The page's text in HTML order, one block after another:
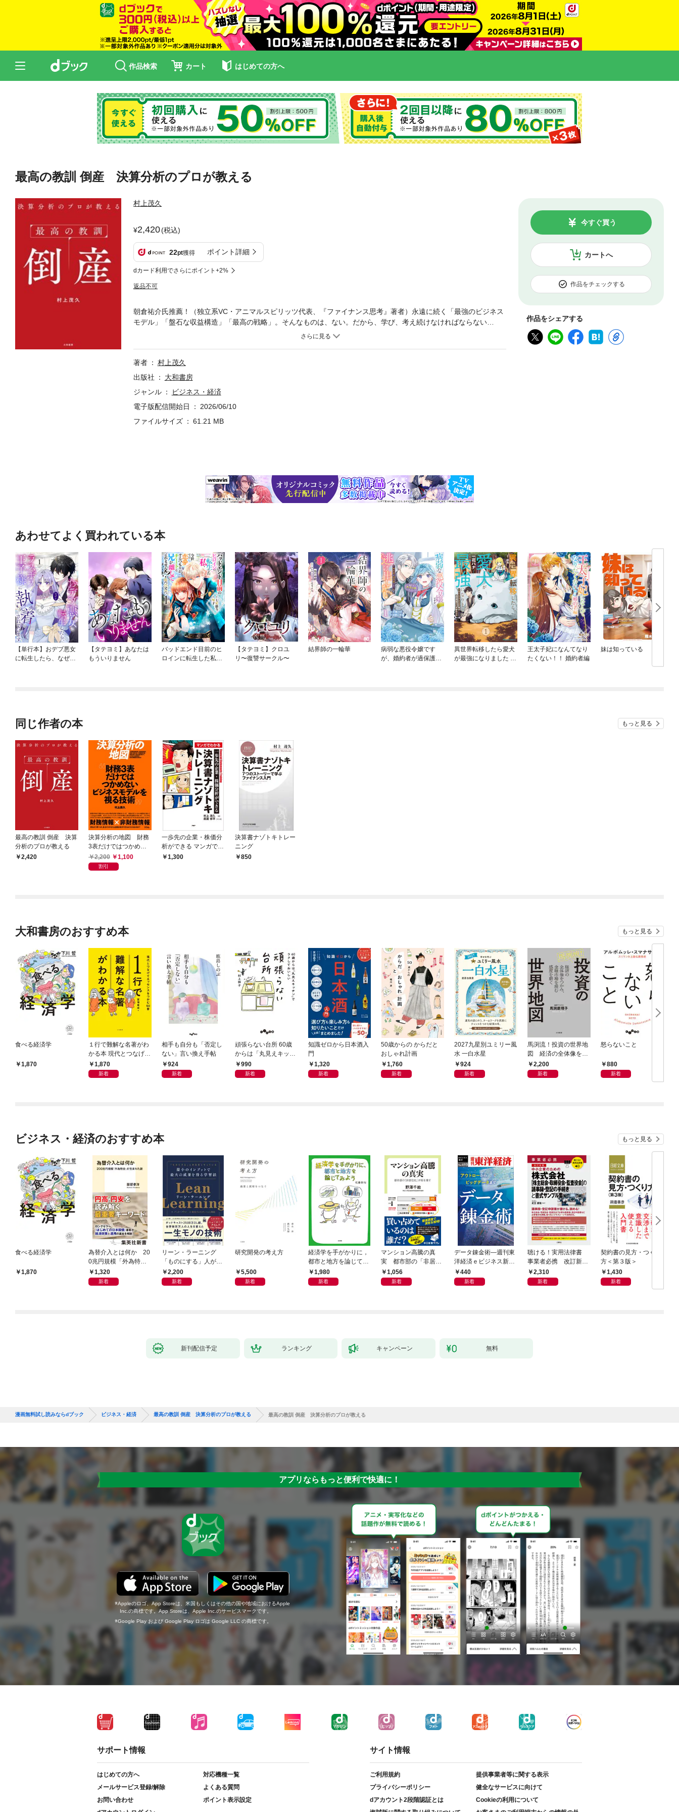
作品検索 カート はじめての方へ
最高の教訓 倒産 決算分析のプロが教える
村上茂久
2,420(税込)
22pt獲得 ポイント詳細
dカード利用でさらにポイント+2%
返品不可
カートへ
今すぐ買う
作品をチェックする
作品をシェアする
朝倉祐介氏推薦！（独立系VC・アニマルスピリッツ代表、『ファイナンス思考』著者）永遠に続く「最強のビジネス
モデル」「盤石な収益構造」「最高の戦略」。そんなものは、ない。だから、学び、考え続けなければならない
——。１００以上の「倒産」と「再生」の現場を見てきた決算分析のプロが、スタートアップ企業から大手企業ま
レッジヴァンガード」/子会社が親会社に民事再生を申し立てた「レナウン」/親会社は倒産しても子会社は残った「ト
イザラス」/倒産しても事業は残った「オンキヨー」/不良債権投資ビジネスの裏がわかる「そごう・西武」/債務超過
に、企業の実力を正しく評価する分析力が身につく１冊。目次序章１ 企業の倒産とは何か序章２ ニトリの決算書
で学ぶ 企業の「財務構造」と「安全性分析」第1部 環境の変化とビジネスモデルの崩壊第2部 資本の論理と企業の
倒産第3部 常識はずれのファイナンスと事業再生
著者
村上茂久
出版社
大和書房
ジャンル
ビジネス・経済
電子版配信開始日
2026/06/10
ファイルサイズ
61.21 MB
あわせてよく買われている本
【単行本】おデブ悪女
に転生したら、なぜか
【タテヨミ】あなたは
もういりません
バッドエンド目前のヒ
ロインに転生した私、
【タテヨミ】クロユ
リ〜復讐サークル〜
結界師の一輪華
病弱な悪役令嬢です
が、婚約者が過保護す
異世界転移したら愛犬
が最強になりました ～
王太子妃になんてなり
たくない！！ 婚約者編
妹は知っている
同じ作者の本 もっと見る
最高の教訓 倒産 決算
分析のプロが教える
2,420
決算分析の地図 財務
3表だけではつかめな
いビジネスモデルを視
る技術
2,200 1,100
割引
一歩先の企業・株価分
析ができる マンガでわ
かる 決算書ナゾトキ
1,300
決算書ナゾトキトレー
ニング
850
大和書房のおすすめ本 もっと見る
食べる経済学
1,870
１行で難解な名著がわ
かる本 現代とつなげて
エッセンスをつかむ50
冊
1,870
新着
相手も自分も「否定し
ない」言い換え手帖
924
新着
頑張らない台所 60歳
からは「丸見えキッチ
ン」でラクしておいし
い
990
新着
知識ゼロから日本酒入
門
1,320
新着
50歳からの からだと
おしゃれ計画
1,760
新着
2027九星別ユミリー風
水 一白水星
924
新着
馬渕流！投資の世界地
図 経済の全体像をつ
かみ、金融市場を読む
感度を磨く
2,200
新着
怒らないこと
880
新着
ビジネス・経済のおすすめ本 もっと見る
食べる経済学
1,870
為替介入とは何か 20
0兆円規模「外為特
会」が生まれた謎
1,320
新着
リーン・ラーニング
「ものにする」人が自
然とやっている 最小の
インプットで最大の成
2,200
新着
研究開発の考え方
5,500
新着
経済学を手がかりに，
都市と地方を論じてみ
よう1,980
新着
マンション高騰の真
実 都市部の「非居住
化」が街を壊す
1,056
新着
データ錬金術―週刊東
洋経済ｅビジネス新書
Ｎo.493
440
新着
聴ける！実用法律書
事業者必携 改訂新
版 中小企業のための
株式会社【株主総会・
2,310
新着
契約書の見方・つくり
方＜第３版＞
1,430
新着
新刊配信予定 ランキング キャンペーン 無料
漫画無料試し読みならdブック ビジネス・経済 最高の教訓 倒産 決算分析のプロが教える 最高の教訓 倒産 決算分析のプロが教える
アプリならもっと便利で快適に！
Appleのロゴ、App Storeは、米国もしくはその他の国や地域におけるApple
Inc.の商標です。App Storeは、Apple Inc.のサービスマークです。
Google Play および Google Play ロゴは Google LLC の商標です。
サポート情報
はじめての方へ
対応機種一覧
メールサービス登録/解除
よくある質問
お問い合わせ
ポイント表示設定
サイト情報
ご利用規約
提供事業者等に関する表示
プライバシーポリシー
健全なサービスに向けて
dアカウント2段階認証とは
Cookieの利用について